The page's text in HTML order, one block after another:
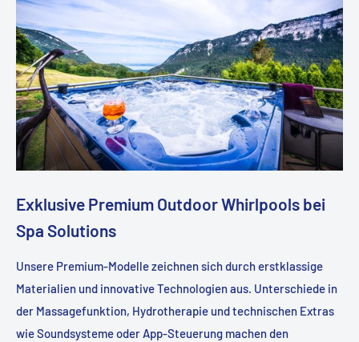
Exklusive Premium Outdoor Whirlpools bei
Spa Solutions
Unsere Premium-Modelle zeichnen sich durch erstklassige
Materialien und innovative Technologien aus. Unterschiede in
der Massagefunktion, Hydrotherapie und technischen Extras
wie Soundsysteme oder App-Steuerung machen den